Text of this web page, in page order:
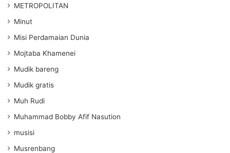
METROPOLITAN
Minut
Misi Perdamaian Dunia
Mojtaba Khamenei
Mudik bareng
Mudik gratis
Muh Rudi
Muhammad Bobby Afif Nasution
musisi
Musrenbang